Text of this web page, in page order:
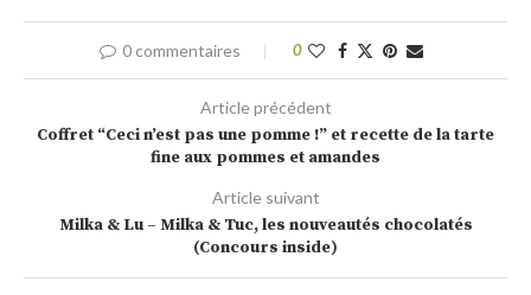
0 commentaires 0
Article précédent
Coffret “Ceci n’est pas une pomme !” et recette de la tarte
fine aux pommes et amandes
Article suivant
Milka & Lu – Milka & Tuc, les nouveautés chocolatés
(Concours inside)